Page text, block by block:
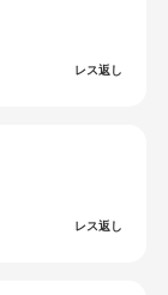
レス返し
レス返し